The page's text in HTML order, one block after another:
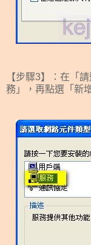
【步驟3】：在「
務」，再點選「新增